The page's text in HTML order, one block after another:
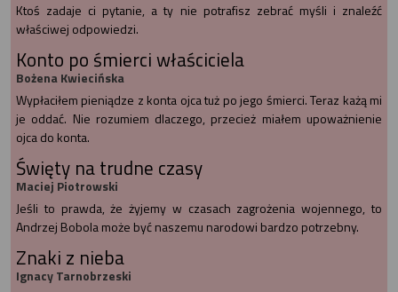
Ktoś zadaje ci pytanie, a ty nie potrafisz zebrać myśli i znaleźć
właściwej odpowiedzi.
Konto po śmierci właściciela
Bożena Kwiecińska
Wypłaciłem pieniądze z konta ojca tuż po jego śmierci. Teraz każą mi
je oddać. Nie rozumiem dlaczego, przecież miałem upoważnienie
ojca do konta.
Święty na trudne czasy
Maciej Piotrowski
Jeśli to prawda, że żyjemy w czasach zagrożenia wojennego, to
Andrzej Bobola może być naszemu narodowi bardzo potrzebny.
Znaki z nieba
Ignacy Tarnobrzeski